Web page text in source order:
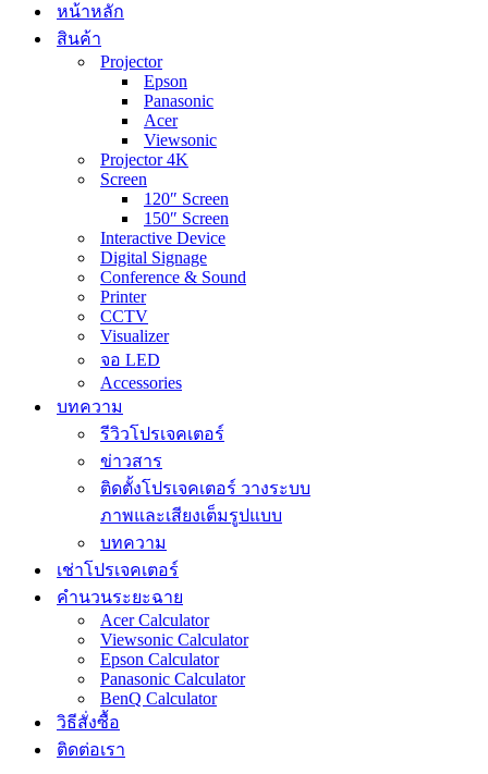
หน้าหลัก
สินค้า
Projector
Epson
Panasonic
Acer
Viewsonic
Projector 4K
Screen
120″ Screen
150″ Screen
Interactive Device
Digital Signage
Conference & Sound
Printer
CCTV
Visualizer
จอ LED
Accessories
บทความ
รีวิวโปรเจคเตอร์
ข่าวสาร
ติดตั้งโปรเจคเตอร์ วางระบบ
ภาพและเสียงเต็มรูปแบบ
บทความ
เช่าโปรเจคเตอร์
คำนวนระยะฉาย
Acer Calculator
Viewsonic Calculator
Epson Calculator
Panasonic Calculator
BenQ Calculator
วิธีสั่งซื้อ
ติดต่อเรา